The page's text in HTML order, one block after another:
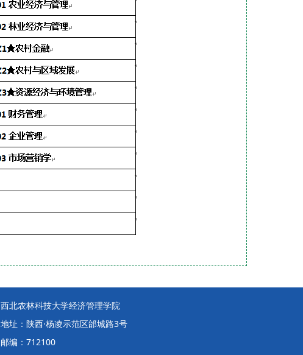
西北农林科技大学经济管理学院
地址：陕西·杨凌示范区邰城路3号
邮编：712100